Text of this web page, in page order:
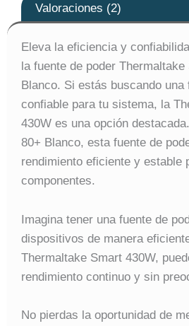
Valoraciones (2)
Eleva la eficiencia y
la fuente de poder
Blanco. Si estás buscando una
confiable para tu sistema, la
430W es una opción
80+ Blanco, esta fuente de
rendimiento eficiente y estable
componentes.
Imagina tener una fuente de
dispositivos de manera
Thermaltake Smart 430W,
rendimiento continuo y sin
No pierdas la oportunidad de